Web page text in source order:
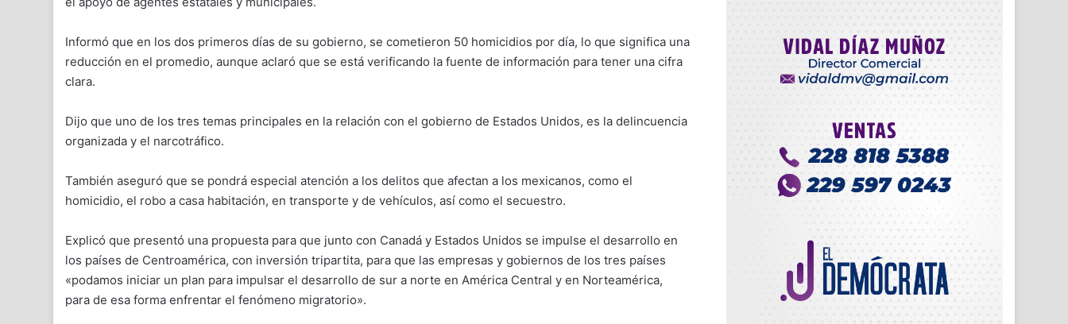
Informó que en los dos primeros días de su gobierno, se cometieron 50 homicidios por día, lo que significa una
reducción en el promedio, aunque aclaró que se está verificando la fuente de información para tener una cifra
clara.
Dijo que uno de los tres temas principales en la relación con el gobierno de Estados Unidos, es la delincuencia
organizada y el narcotráfico.
También aseguró que se pondrá especial atención a los delitos que afectan a los mexicanos, como el
homicidio, el robo a casa habitación, en transporte y de vehículos, así como el secuestro.
Explicó que presentó una propuesta para que junto con Canadá y Estados Unidos se impulse el desarrollo en
los países de Centroamérica, con inversión tripartita, para que las empresas y gobiernos de los tres países
«podamos iniciar un plan para impulsar el desarrollo de sur a norte en América Central y en Norteamérica,
para de esa forma enfrentar el fenómeno migratorio».